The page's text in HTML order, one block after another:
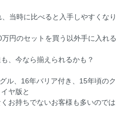
当時に比べると入手しやすくなり
円のセットを買う以外手に入れる
、今なら揃えられるかも？
ル、16年バリア付き、15年頃のク
ヤ版と
お持ちでないお客様も多いのでは